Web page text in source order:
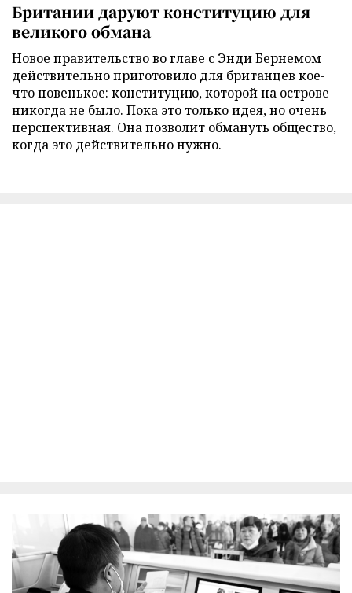
Британии даруют конституцию для
великого обмана
Новое правительство во главе с Энди Бернемом
действительно приготовило для британцев кое-
что новенькое: конституцию, которой на острове
никогда не было. Пока это только идея, но очень
перспективная. Она позволит обмануть общество,
когда это действительно нужно.